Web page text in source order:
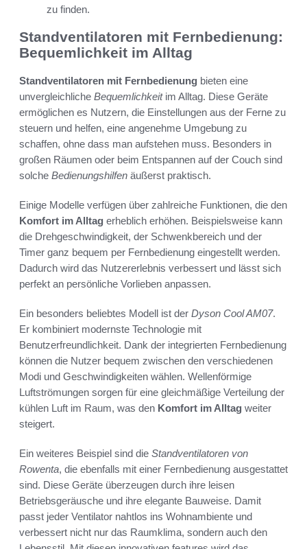
zu finden.
Standventilatoren mit Fernbedienung:
Bequemlichkeit im Alltag
Standventilatoren mit Fernbedienung bieten eine
unvergleichliche Bequemlichkeitim Alltag. Diese Geräte
ermöglichen es Nutzern, die Einstellungen aus der Ferne zu
steuern und helfen, eine angenehme Umgebung zu
schaffen, ohne dass man aufstehen muss. Besonders in
großen Räumen oder beim Entspannen auf der Couch sind
solche Bedienungshilfen äußerst praktisch.
Einige Modelle verfügen über zahlreiche Funktionen, die den
Komfort im Alltag erheblich erhöhen. Beispielsweise kann
die Drehgeschwindigkeit, der Schwenkbereich und der
Timer ganz bequem per Fernbedienung eingestellt werden.
Dadurch wird das Nutzererlebnis verbessert und lässt sich
perfekt an persönliche Vorlieben anpassen.
Ein besonders beliebtes Modell ist der Dyson Cool AM07.
Er kombiniert modernste Technologie mit
Benutzerfreundlichkeit. Dank der integrierten Fernbedienung
können die Nutzer bequem zwischen den verschiedenen
Modi und Geschwindigkeiten wählen. Wellenförmige
Luftströmungen sorgen für eine gleichmäßige Verteilung der
kühlen Luft im Raum, was den Komfort im Alltag weiter
steigert.
Ein weiteres Beispiel sind die Standventilatoren von
Rowenta, die ebenfalls mit einer Fernbedienung ausgestattet
sind. Diese Geräte überzeugen durch ihre leisen
Betriebsgeräusche und ihre elegante Bauweise. Damit
passt jeder Ventilator nahtlos ins Wohnambiente und
verbessert nicht nur das Raumklima, sondern auch den